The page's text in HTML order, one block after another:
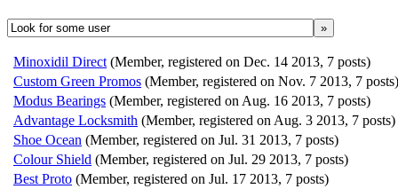
»
Minoxidil Direct (Member, registered on Dec. 14 2013, 7 posts)
Custom Green Promos (Member, registered on Nov. 7 2013, 7 posts)
Modus Bearings (Member, registered on Aug. 16 2013, 7 posts)
Advantage Locksmith (Member, registered on Aug. 3 2013, 7 posts)
Shoe Ocean (Member, registered on Jul. 31 2013, 7 posts)
Colour Shield (Member, registered on Jul. 29 2013, 7 posts)
Best Proto (Member, registered on Jul. 17 2013, 7 posts)